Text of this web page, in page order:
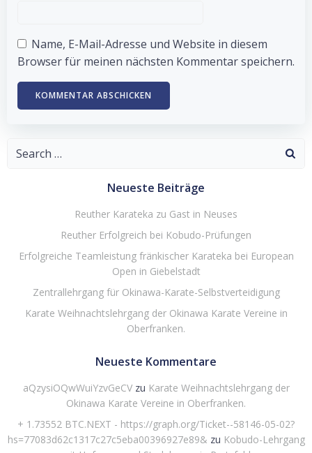
Name, E-Mail-Adresse und Website in diesem
Browser für meinen nächsten Kommentar speichern.
Search
Neueste Beiträge
Reuther Karateka zu Gast in Neuses
Reuther Erfolgreich bei Kobudo-Prüfungen
Erfolgreiche Teamleistung fränkischer Karateka bei European
Open in Giebelstadt
Zentrallehrgang für Okinawa-Karate-Selbstverteidigung
Karate Weihnachtslehrgang der Okinawa Karate Vereine in
Oberfranken.
Neueste Kommentare
aQzysiOQwWuiYzvGeCVzu Karate Weihnachtslehrgang der
Okinawa Karate Vereine in Oberfranken.
+ 1.73552 BTC.NEXT - https://graph.org/Ticket--58146-05-02?
hs=77083d62c1317c27c5eba00396927e89& zu Kobudo-Lehrgang